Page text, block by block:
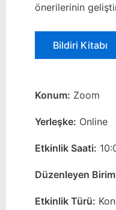
önerilerinin
Bildiri Kitabı
Konum: Zoom
Yerleşke: Online
Etkinlik Saati:
Düzenleyen
Etkinlik Türü: